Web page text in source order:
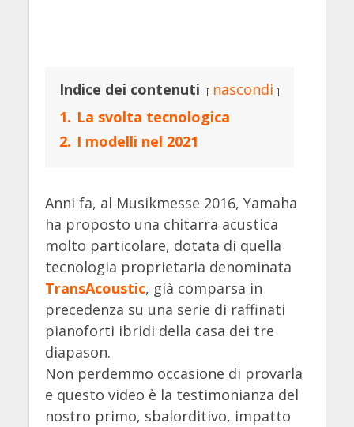
Indice dei contenuti
nascondi
1. La svolta tecnologica
2. I modelli nel 2021
Anni fa, al Musikmesse 2016, Yamaha
ha proposto una chitarra acustica
molto particolare, dotata di quella
tecnologia proprietaria denominata
TransAcoustic, già comparsa in
precedenza su una serie di raffinati
pianoforti ibridi della casa dei tre
diapason.
Non perdemmo occasione di provarla
e questo video è la testimonianza del
nostro primo, sbalorditivo, impatto